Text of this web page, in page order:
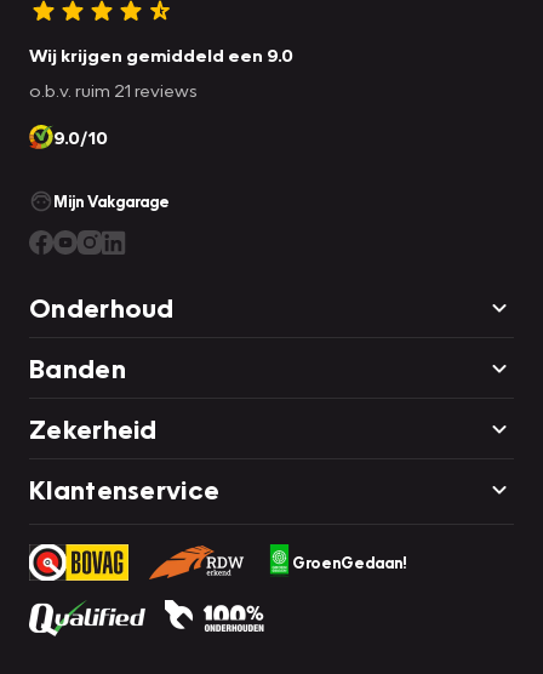
Wij krijgen gemiddeld een 9.0
o.b.v. ruim 21 reviews
9.0/10
Mijn Vakgarage
Onderhoud
Banden
Zekerheid
Klantenservice
GroenGedaan!